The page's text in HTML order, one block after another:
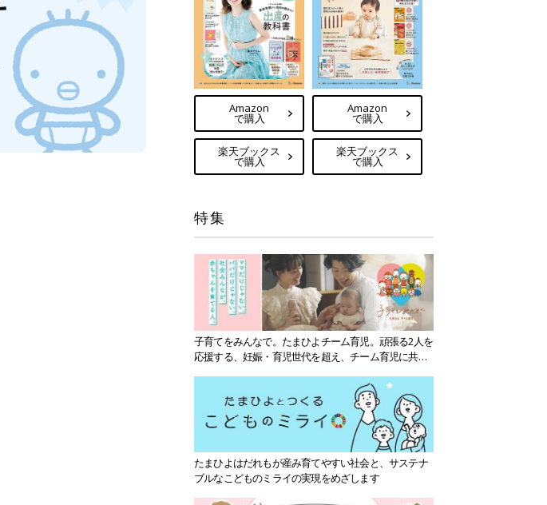
Amazon
で購入
楽天ブックス
で購入
Amazon
で購入
楽天ブックス
で購入
特集
子育てをみんなで。たまひよチーム育児。頑張る2人を
応援する、妊娠・育児世代を超え、チーム育児に共感
たまひよはだれもが産み育てやすい社会と、サステナ
ブルなこどものミライの実現をめざします